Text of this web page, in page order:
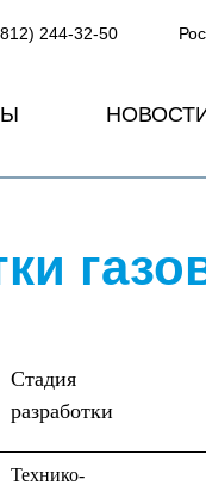
244-32-50
Стадия
разработки
Технико-